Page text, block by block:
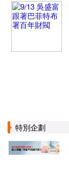
特別企劃